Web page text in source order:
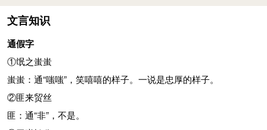
心。
靡室劳矣：言所有的家庭劳作一身担负无余。室劳：家务劳动。
靡：无。夙：早。兴：起来。言既遂矣：“言”字为语助词，无
义。既遂：就是《谷风》篇“既生既育”的意思，言愿望既然已经
实现。咥：笑的样子。静言思之：静下心来好好地想一想，言：
音节助词，无实义。躬自悼矣：自身独自伤心。躬，自身；悼，
咎（jiù）：不吉利，灾祸。无咎言：就是无凶卦。
看吉凶吧，只要卜筮的结果好，你就打发车子来迎娶，并将嫁妆
搬去。
沃若：犹“沃然”，像水浸润过一样有光泽。以上二句以桑的茂盛
时期比自己恋爱满足，生活美好的时期。
于嗟鸠兮：于：通“吁”（xū）本义为表示惊怪、不然、感慨等，
朱熹《诗集传》谓第三章“比而兴也”，第四章“兴也”，也就
是说这两章以抒情为主，诗中皆以桑树起兴，从诗人的年轻貌美
写到体衰色减，同时揭示了男子对她从热爱到厌弃的经过。“桑
之未落，其叶沃若”，以桑叶之润泽有光，比喻女子的容颜亮
丽。“桑之落矣，其黄而陨”，以桑叶的枯黄飘落，比喻女子的憔
悴和被弃。“于嗟鸠兮，无食桑葚；于嗟女兮，无与士耽”，则以
过去是指天划日地赌咒，现在是“二三其德”地变心；过去是有说
有笑地温存，现在是“至于暴矣”，不但虐待，甚至把她一脚踢出
了家门。有人说：氓“婚前是羊，婚后是狼”，这个比喻，既形
象，又确切。氓的形象，是夫权制度的产物，是商人唯利是图的
产物。诗中又描绘了一位善良的劳动妇女的形象，她最初可能搞
些养蚕缫丝的家庭副业，所以有些积蓄。她纯洁天真，入世不
（同上）一个“痴”字。点出了此女钟情之深。
《诗集传》谓第三章“比而兴也”，第四章“兴也”，也就是说
文言知识
通假字
①氓之蚩蚩
蚩蚩：通“嗤嗤”，笑嘻嘻的样子。一说是忠厚的样子。
②匪来贸丝
匪：通“非”，不是。